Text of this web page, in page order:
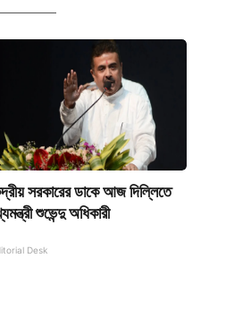
সরকারের ডাকে আজ দিল্লিতে
শুভেন্দু অধিকারী
Desk